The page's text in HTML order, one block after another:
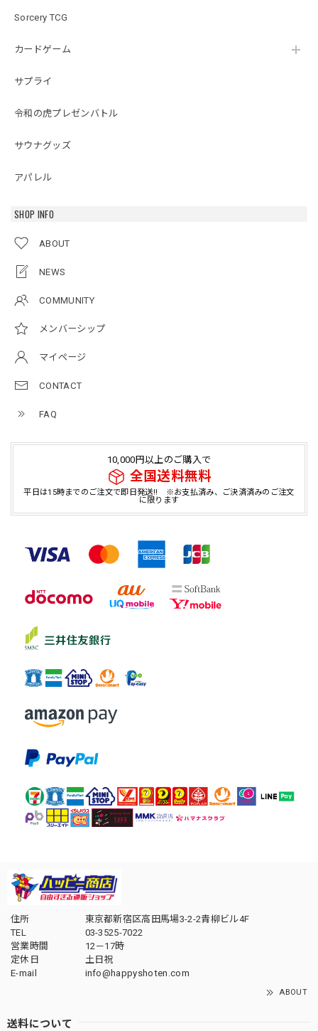
Sorcery TCG
カードゲーム
サプライ
令和の虎プレゼンバトル
サウナグッズ
アパレル
SHOP INFO
ABOUT
NEWS
COMMUNITY
メンバーシップ
マイページ
CONTACT
FAQ
10,000円以上のご購入で
全国送料無料
平日は15時までのご注文で即日発送!! ※お支払済み、ご決済済みのご注文
に限ります
住所
東京都新宿区高田馬場3-2-2青柳ビル4F
TEL
03-3525-7022
営業時間
12－17時
定休日
土日祝
E-mail
info@happyshoten.com
ABOUT
送料について